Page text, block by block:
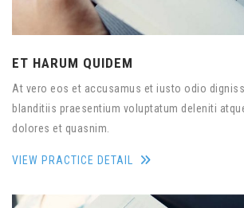
ET HARUM QUIDEM
At vero eos et accusamus et iusto odio
blanditiis praesentium voluptatum deleniti
dolores et quasnim.
VIEW PRACTICE DETAIL